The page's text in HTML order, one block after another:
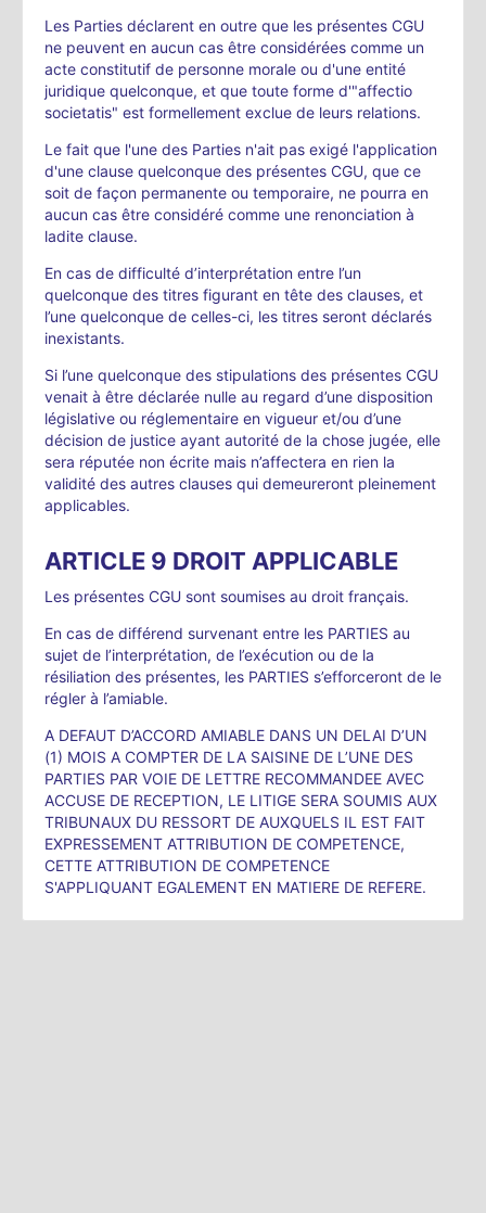
Les Parties déclarent en outre que les présentes CGU
ne peuvent en aucun cas être considérées comme un
acte constitutif de personne morale ou d'une entité
juridique quelconque, et que toute forme d'"affectio
societatis" est formellement exclue de leurs relations.
Le fait que l'une des Parties n'ait pas exigé l'application
d'une clause quelconque des présentes CGU, que ce
soit de façon permanente ou temporaire, ne pourra en
aucun cas être considéré comme une renonciation à
ladite clause.
En cas de difficulté d’interprétation entre l’un
quelconque des titres figurant en tête des clauses, et
l’une quelconque de celles-ci, les titres seront déclarés
inexistants.
Si l’une quelconque des stipulations des présentes CGU
venait à être déclarée nulle au regard d’une disposition
législative ou réglementaire en vigueur et/ou d’une
décision de justice ayant autorité de la chose jugée, elle
sera réputée non écrite mais n’affectera en rien la
validité des autres clauses qui demeureront pleinement
applicables.
ARTICLE 9 DROIT APPLICABLE
Les présentes CGU sont soumises au droit français.
En cas de différend survenant entre les PARTIES au
sujet de l’interprétation, de l’exécution ou de la
résiliation des présentes, les PARTIES s’efforceront de le
régler à l’amiable.
A DEFAUT D’ACCORD AMIABLE DANS UN DELAI D’UN
(1) MOIS A COMPTER DE LA SAISINE DE L’UNE DES
PARTIES PAR VOIE DE LETTRE RECOMMANDEE AVEC
ACCUSE DE RECEPTION, LE LITIGE SERA SOUMIS AUX
TRIBUNAUX DU RESSORT DE AUXQUELS IL EST FAIT
EXPRESSEMENT ATTRIBUTION DE COMPETENCE,
CETTE ATTRIBUTION DE COMPETENCE
S'APPLIQUANT EGALEMENT EN MATIERE DE REFERE.